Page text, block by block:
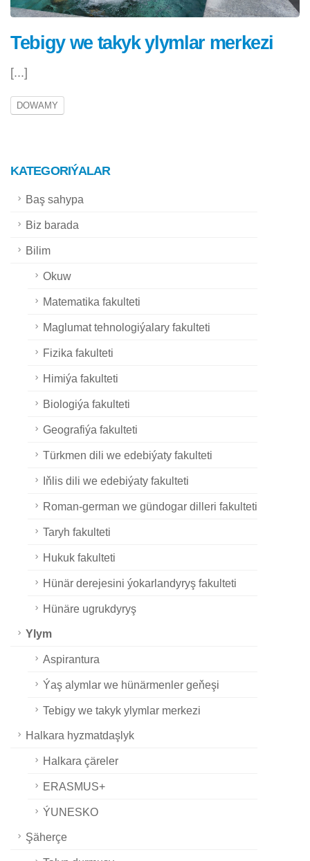
Tebigy we takyk ylymlar merkezi
[...]
DOWAMY
KATEGORIÝALAR
Baş sahypa
Biz barada
Bilim
Okuw
Matematika fakulteti
Maglumat tehnologiýalary fakulteti
Fizika fakulteti
Himiýa fakulteti
Biologiýa fakulteti
Geografiýa fakulteti
Türkmen dili we edebiýaty fakulteti
Iňlis dili we edebiýaty fakulteti
Roman-german we gündogar dilleri fakulteti
Taryh fakulteti
Hukuk fakulteti
Hünär derejesini ýokarlandyryş fakulteti
Hünäre ugrukdyryş
Ylym
Aspirantura
Ýaş alymlar we hünärmenler geňeşi
Tebigy we takyk ylymlar merkezi
Halkara hyzmatdaşlyk
Halkara çäreler
ERASMUS+
ÝUNESKO
Şäherçe